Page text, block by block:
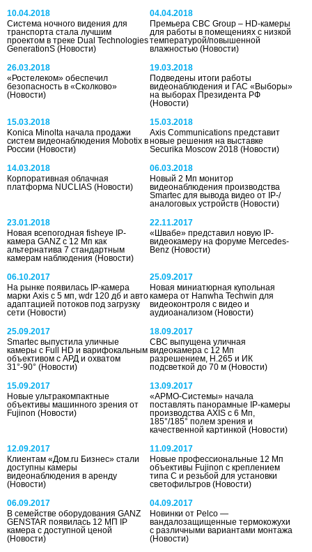
10.04.2018
Система ночного видения для
транспорта стала лучшим
проектом в треке Dual Technologies
GenerationS (Новости)
04.04.2018
Премьера CBC Group – HD-камеры
для работы в помещениях с низкой
температурой/повышенной
влажностью(Новости)
26.03.2018
«Ростелеком» обеспечил
безопасность в «Сколково»
(Новости)
19.03.2018
Подведены итоги работы
видеонаблюдения и ГАС «Выборы»
на выборах Президента РФ
(Новости)
15.03.2018
Konica Minolta начала продажи
систем видеонаблюдения Mobotix в
России (Новости)
15.03.2018
Axis Communications представит
новые решения на выставке
Securika Moscow 2018(Новости)
14.03.2018
Корпоративная облачная
платформа NUCLIAS (Новости)
06.03.2018
Новый 2 Мп монитор
видеонаблюдения производства
Smartec для вывода видео от IP-/
аналоговых устройств(Новости)
23.01.2018
Новая всепогодная fisheye IP-
камера GANZ с 12 Мп как
альтернатива 7 стандартным
камерам наблюдения (Новости)
22.11.2017
«Швабе» представил новую IP-
видеокамеру на форуме Mercedes-
Benz(Новости)
06.10.2017
На рынке появилась IP-камера
марки Axis с 5 мп, wdr 120 дб и авто
адаптацией потоков под загрузку
сети (Новости)
25.09.2017
Новая миниатюрная купольная
камера от Hanwha Techwin для
видеоконтроля с видео и
аудиоанализом(Новости)
25.09.2017
Smartec выпустила уличные
камеры с Full HD и варифокальным
объективом с АРД и охватом
31°-90° (Новости)
18.09.2017
CBC выпущена уличная
видеокамера с 12 Мп
разрешением, H.265 и ИК
подсветкой до 70 м(Новости)
15.09.2017
Новые ультракомпактные
объективы машинного зрения от
Fujinon (Новости)
13.09.2017
«АРМО-Системы» начала
поставлять панорамные IP-камеры
производства AXIS с 6 Мп,
185°/185° полем зрения и
качественной картинкой(Новости)
12.09.2017
Клиентам «Дом.ru Бизнес» стали
доступны камеры
видеонаблюдения в аренду
(Новости)
11.09.2017
Новые профессиональные 12 Мп
объективы Fujinon c креплением
типа C и резьбой для установки
светофильтров(Новости)
06.09.2017
В семействе оборудования GANZ
GENSTAR появилась 12 МП IP
камера с доступной ценой
(Новости)
04.09.2017
Новинки от Pelco —
вандалозащищенные термокожухи
с различными вариантами монтажа
(Новости)